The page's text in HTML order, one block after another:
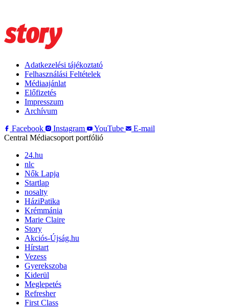
Adatkezelési tájékoztató
Felhasználási Feltételek
Médiaajánlat
Előfizetés
Impresszum
Archívum
Facebook
Instagram YouTube
E-mail
Central Médiacsoport portfólió
24.hu
nlc
Nők Lapja
Startlap
nosalty
HáziPatika
Krémmánia
Marie Claire
Story
Akciós-Újság.hu
Hírstart
Vezess
Gyerekszoba
Kiderül
Meglepetés
Refresher
First Class